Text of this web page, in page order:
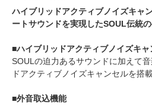
ハイブリッドアクティブノイズキャ
ートサウンドを実現したSOUL伝統
■ハイブリッドアクティブノイズキャ
SOULの迫力あるサウンドに加えて
ドアクティブノイズキャンセルを搭載
■外音取込機能